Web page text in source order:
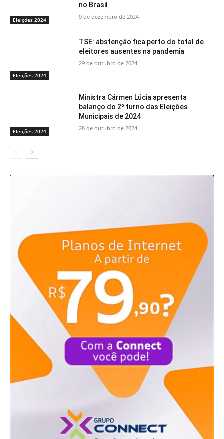
Eleições 2024
no Brasil
9 de dezembro de 2024
Eleições 2024
TSE: abstenção fica perto do total de
eleitores ausentes na pandemia
29 de outubro de 2024
Eleições 2024
Ministra Cármen Lúcia apresenta
balanço do 2º turno das Eleições
Municipais de 2024
28 de outubro de 2024